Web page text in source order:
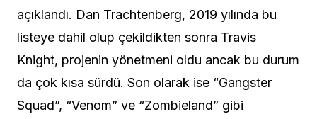
açıklandı. Dan Trachtenberg, 2019 yılında bu
listeye dahil olup çekildikten sonra Travis
Knight, projenin yönetmeni oldu ancak bu durum
da çok kısa sürdü. Son olarak ise “Gangster
Squad”, “Venom” ve “Zombieland” gibi